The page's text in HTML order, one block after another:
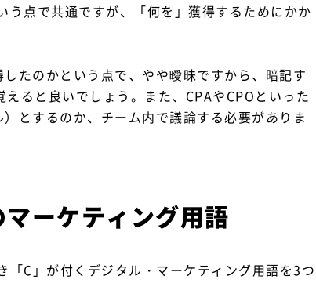
う点で共通ですが、「何を」獲得するためにかか
たのかという点で、やや曖昧ですから、暗記す
ると良いでしょう。また、CPAやCPOといった
とするのか、チーム内で議論する必要がありま
ーケティング用語
「C」が付くデジタル・マーケティング用語を3つ